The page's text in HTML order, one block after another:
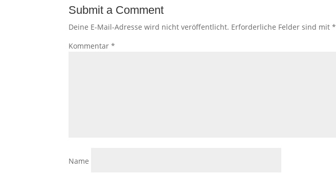
Submit a Comment
Deine E-Mail-Adresse wird nicht veröffentlicht. Erforderliche Felder sind mit*
Kommentar*
Name